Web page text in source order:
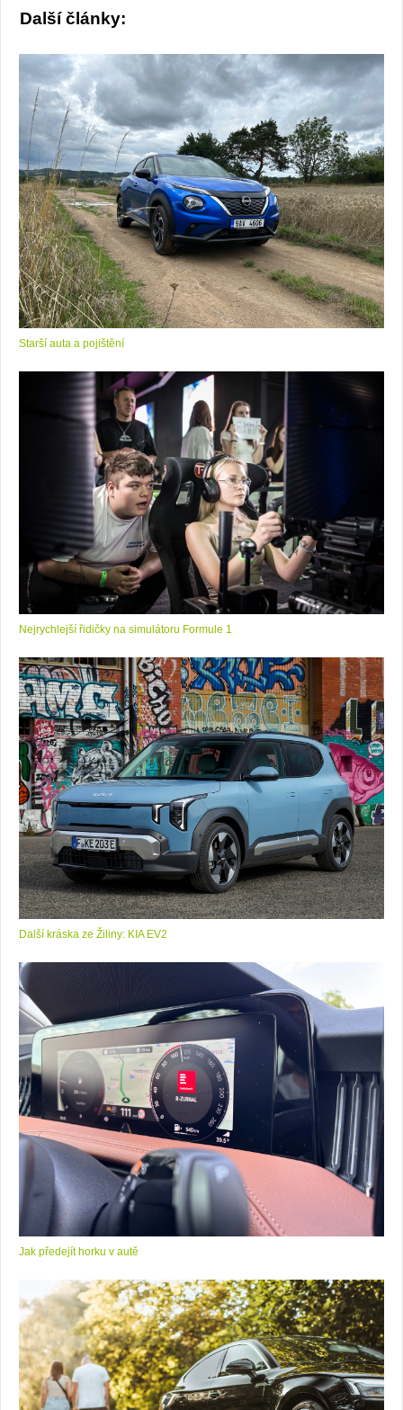
Další články:
Starší auta a pojištění
Nejrychlejší řidičky na simulátoru Formule 1
Další kráska ze Žiliny: KIA EV2
Jak předejít horku v autě